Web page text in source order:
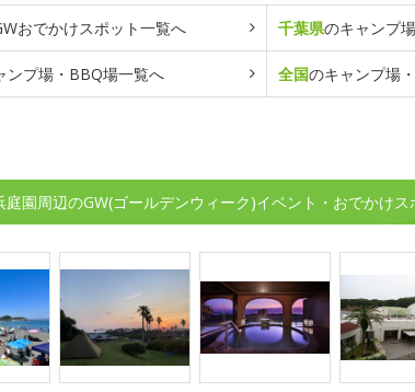
おでかけスポット一覧へ 千葉県のキャンプ
ンプ場・BBQ場一覧へ 全国のキャンプ場
庭園周辺のGW(ゴールデンウィーク)イベント・おでかけス